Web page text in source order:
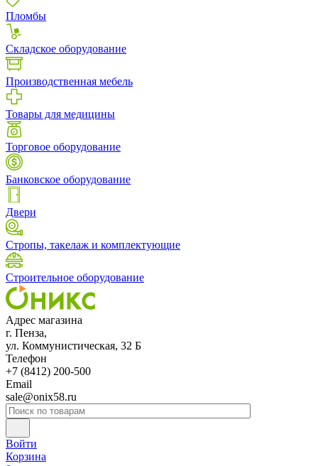
Пломбы
Складское оборудование
Производственная мебель
Товары для медицины
Торговое оборудование
Банковское оборудование
Двери
Стропы, такелаж и комплектующие
Строительное оборудование
Адрес магазина
г. Пенза,
ул. Коммунистическая, 32 Б
Телефон
+7 (8412) 200-500
Email
sale@onix58.ru
Войти
Корзина